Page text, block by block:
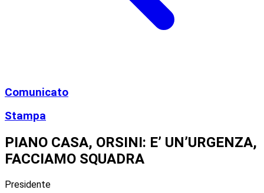
Comunicato
Stampa
PIANO CASA, ORSINI: E’ UN’URGENZA,
FACCIAMO SQUADRA
Presidente